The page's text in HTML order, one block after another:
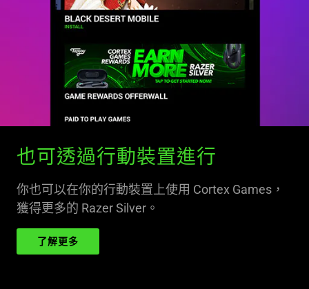
也可透過行動裝置進行
你也可以在你的行動裝置上使用 Cortex Games，
獲得更多的 Razer Silver。
了解更多